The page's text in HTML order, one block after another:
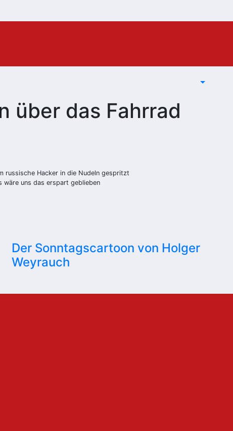
über das Fahrrad
russische Hacker in die Nudeln gespritzt
wäre uns das erspart geblieben
Der Sonntagscartoon von Holger
Weyrauch